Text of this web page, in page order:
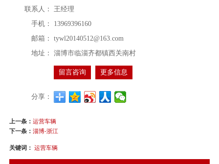
联系人：
王经理
手机：
13969396160
邮箱：
tywl20140512@163.com
地址：
淄博市临淄齐都镇西关南村
留言咨询 更多信息
分享：
上一条：运营车辆
下一条：淄博-浙江
关键词：运营车辆